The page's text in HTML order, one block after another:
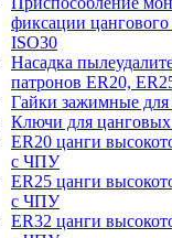
фиксации
ISO30
Насадка
патронов ER20,
Гайки зажимные для
Ключи для цанговых
ER20 цанги
с ЧПУ
ER25 цанги
с ЧПУ
ER32 цанги